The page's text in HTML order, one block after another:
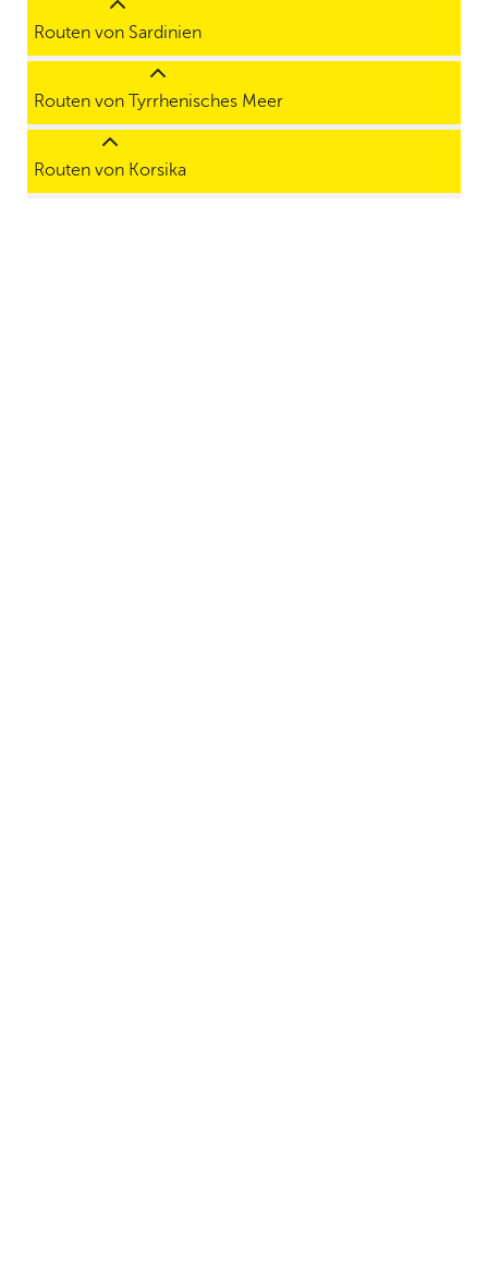
Routen von Sardinien
Routen von Tyrrhenisches Meer
Routen von Korsika
9